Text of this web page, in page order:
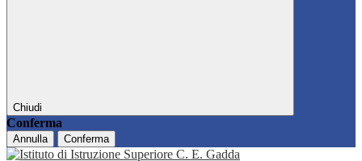
Chiudi
Conferma
Annulla Conferma